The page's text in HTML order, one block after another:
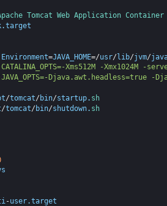
Tomcat Web Application Container
.target
Environment=JAVA_HOME=/usr/lib/jvm/
Xms512M -Xmx1024M -
Djava.awt.headless=true
/tomcat/ bin/startup. sh
/tomcat/ bin/shutdown. sh
-user.target